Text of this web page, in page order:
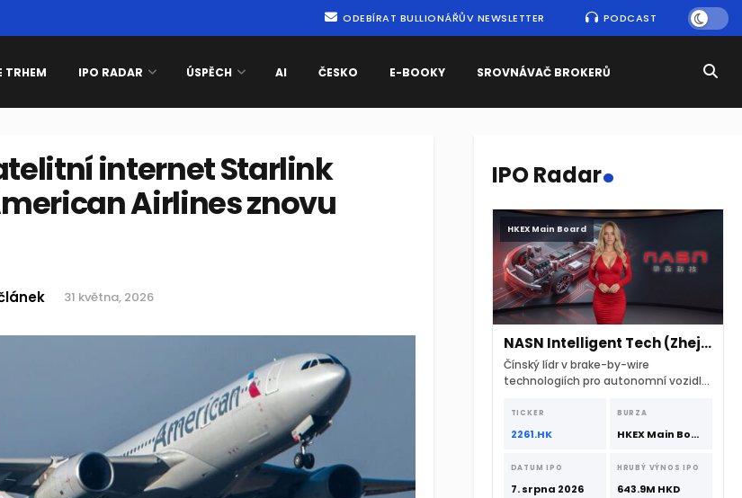
ODEBÍRAT BULLIONÁŘŮV NEWSLETTER PODCAST
TRHEM IPO RADAR ÚSPĚCH AI ČESKO E-BOOKY SROVNÁVAČ BROKERŮ
internet Starlink
Airlines znovu
31 května, 2026
IPO Radar.
HKEX Main Board
NASN Intelligent Tech (Zhejiang)
Čínský lídr v brake-by-wire
technologiích pro autonomní vozidla
srpna 2026 s podporou CATL a
Hillhouse Investment.
TICKER
2261.HK
BURZA
HKEX Main Board
DATUM IPO
7. srpna 2026
HRUBÝ VÝNOS IPO
643.9M HKD